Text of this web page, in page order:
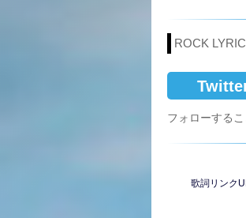
ROCK
フォローする
歌詞リンク